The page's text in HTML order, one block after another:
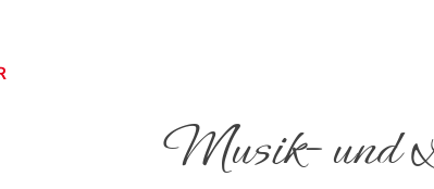
Musik- und